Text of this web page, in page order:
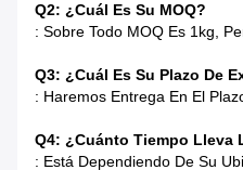
Q2: ¿Cuál Es Su MOQ?
: Sobre Todo MOQ Es 1kg,
Q3: ¿Cuál Es Su Plazo De
: Haremos Entrega En El
Q4: ¿Cuánto Tiempo Lleva
: Está Dependiendo De Su